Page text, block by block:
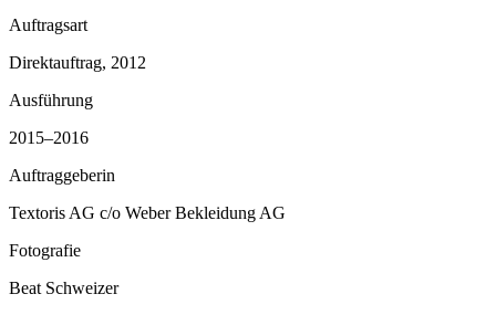
Auftragsart
Direktauftrag, 2012
Ausführung
2015–2016
Auftraggeberin
Textoris AG c/o Weber Bekleidung AG
Fotografie
Beat Schweizer